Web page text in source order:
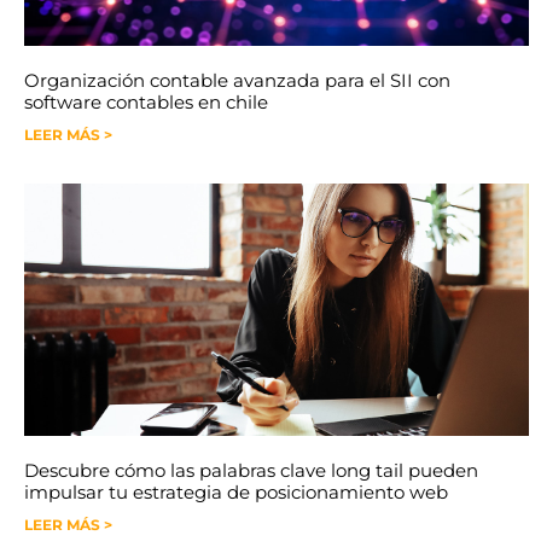
Organización contable avanzada para el SII con
software contables en chile
LEER MÁS >
Descubre cómo las palabras clave long tail pueden
impulsar tu estrategia de posicionamiento web
LEER MÁS >